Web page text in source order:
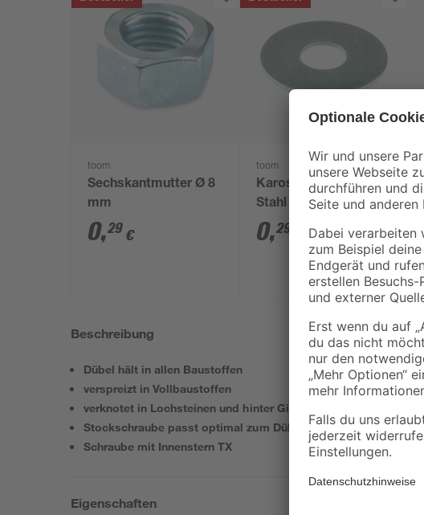
toom
Sechskantmutter Ø 8
mm
0,29 €
toom
Karosseriescheibe
Stahl 24 x 8,4 mm
0,29
Beschreibung
Dübel hält in allen Baustoffen
verspreizt in Vollbaustoffen
verknotet in Lochsteinen und hinter Gipskartonplatten
Stockschraube passt optimal zum Dübel
Schraube mit Innenstern TX
Eigenschaften